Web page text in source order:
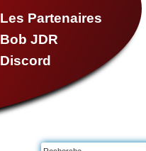
Les Partenaires
Bob JDR
Discord